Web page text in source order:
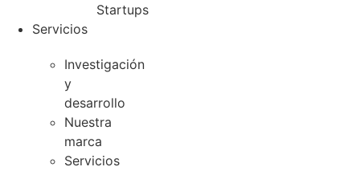
Startups
Servicios
Investigación
y
desarrollo
Nuestra
marca
Servicios